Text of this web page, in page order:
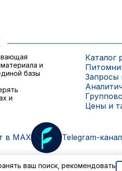
и
базы
и
Каталог
Запросы
Цены и
в MAX Telegram-канал
ваш поиск, рекомендовать